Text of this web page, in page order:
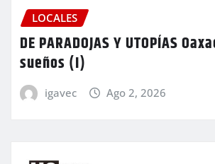
LOCALES
DE PARADOJAS Y UTOPÍAS
sueños (I)
igavec Ago 2, 2026